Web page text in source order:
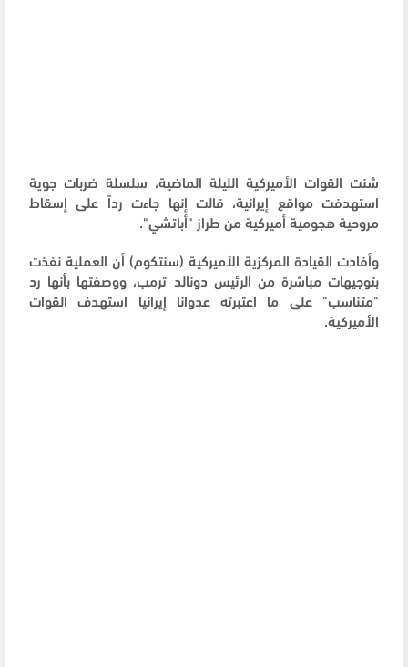
شنت القوات الأميركية الليلة الماضية، سلسلة ضربات جوية
استهدفت مواقع إيرانية، قالت إنها جاءت رداً على إسقاط
مروحية هجومية أميركية من طراز "أباتشي".
وأفادت القيادة المركزية الأميركية (سنتكوم) أن العملية نفذت
بتوجيهات مباشرة من الرئيس دونالد ترمب، ووصفتها بأنها رد
"متناسب" على ما اعتبرته عدوانا إيرانيا استهدف القوات
الأميركية.